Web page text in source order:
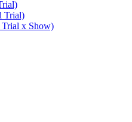
Trial)
x Show)